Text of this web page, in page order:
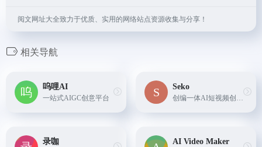
阅文网址大全致力于优质、实用的网络站点资源收集与分享！
相关导航
呜哩AI
一站式AIGC创意平台
Seko
创编一体AI短视频创作Agent，支持自然语言输入创意，实现从剧本到成片的全流程智能生成，降低专业创作门槛。
录咖 AI Video Maker